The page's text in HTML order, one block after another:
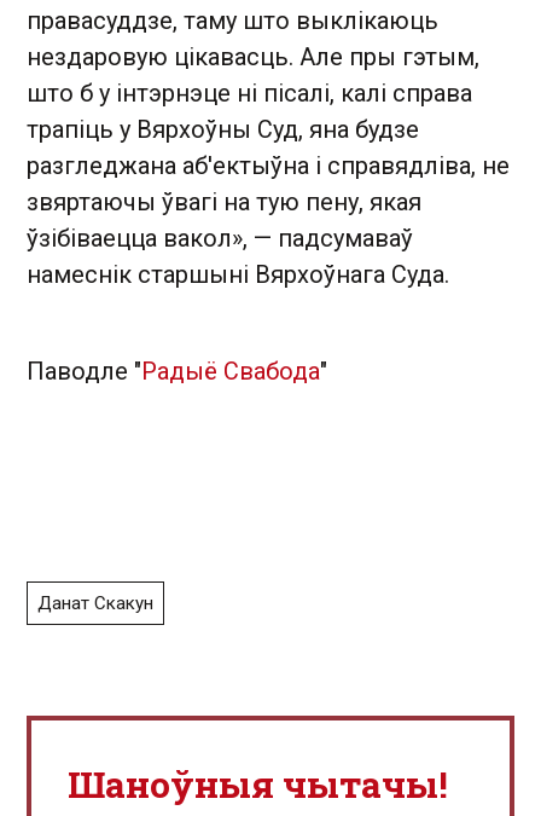
правасуддзе, таму што выклікаюць
нездаровую цікавасць. Але пры гэтым,
што б у інтэрнэце ні пісалі, калі справа
трапіць у Вярхоўны Суд, яна будзе
разгледжана аб'ектыўна і справядліва, не
звяртаючы ўвагі на тую пену, якая
ўзібіваецца вакол», — падсумаваў
намеснік старшыні Вярхоўнага Суда.
Паводле "Радыё Свабода"
Данат Скакун
Шаноўныя чытачы!